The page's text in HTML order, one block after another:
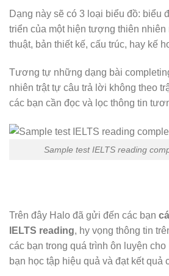
Dạng này sẽ có 3 loại biểu đồ: biểu
triển của một hiện tượng thiên nhiên
thuật, bản thiết kế, cấu trúc, hay kế
Tương tự những dạng bài
nhiên trật tự câu trả lời không theo
các bạn cần đọc và lọc thông tin
Sample test IELTS reading
Trên đây Halo đã gửi đến các bạn
IELTS reading, hy vọng thông tin
các bạn trong quá trình ôn luyện cho
bạn học tập hiệu quả và đạt kết quả